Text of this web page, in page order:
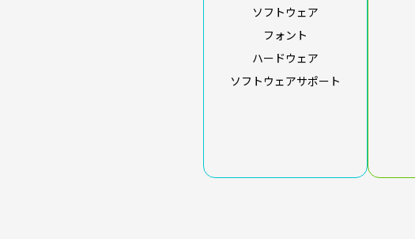
ソフトウェア
フォント
ハードウェア
ソフトウェアサポート